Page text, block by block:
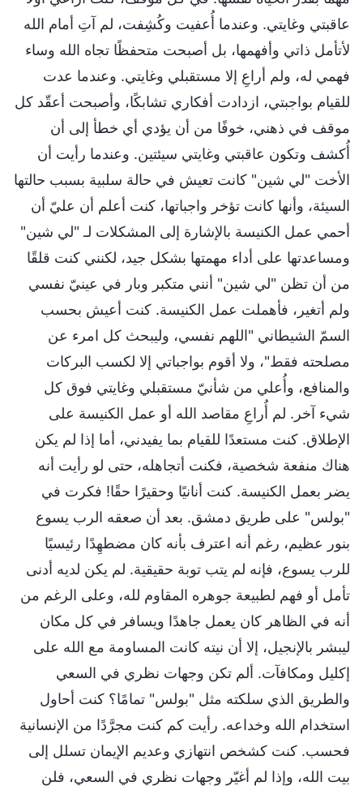
عاقبتي وغايتي. وعندما أُعفيت وكُشِفت، لم آتِ أمام الله
لأتأمل ذاتي وأفهمها، بل أصبحت متحفظًا تجاه الله وساء
فهمي له، ولم أراعِ إلا مستقبلي وغايتي. وعندما عدت
للقيام بواجبتي، ازدادت أفكاري تشابكًا، وأصبحت أعقّد كل
موقف في ذهني، خوفًا من أن يؤدي أي خطأ إلى أن
أُكشف وتكون عاقبتي وغايتي سيئتين. وعندما رأيت أن
الأخت "لي شين" كانت تعيش في حالة سلبية بسبب حالتها
السيئة، وأنها كانت تؤخر واجباتها، كنت أعلم أن عليّ أن
أحمي عمل الكنيسة بالإشارة إلى المشكلات لـ "لي شين"
ومساعدتها على أداء مهمتها بشكل جيد، لكنني كنت قلقًا
من أن تظن "لي شين" أنني متكبر وبار في عينيّ نفسي
ولم أتغير، فأهملت عمل الكنيسة. كنت أعيش بحسب
السمّ الشيطاني "اللهم نفسي، وليبحث كل امرء عن
مصلحته فقط"، ولا أقوم بواجباتي إلا لكسب البركات
والمنافع، وأُعلي من شأنيّ مستقبلي وغايتي فوق كل
شيء آخر. لم أُراعِ مقاصد الله أو عمل الكنيسة على
الإطلاق. كنت مستعدًا للقيام بما يفيدني، أما إذا لم يكن
هناك منفعة شخصية، فكنت أتجاهله، حتى لو رأيت أنه
يضر بعمل الكنيسة. كنت أنانيًا وحقيرًا حقًا! فكرت في
"بولس" على طريق دمشق. بعد أن صعقه الرب يسوع
بنور عظيم، رغم أنه اعترف بأنه كان مضطهِدًا رئيسيًا
للرب يسوع، فإنه لم يتب توبة حقيقية. لم يكن لديه أدنى
تأمل أو فهم لطبيعة جوهره المقاوم لله، وعلى الرغم من
أنه في الظاهر كان يعمل جاهدًا ويسافر في كل مكان
ليبشر بالإنجيل، إلا أن نيته كانت المساومة مع الله على
إكليل ومكافآت. ألم تكن وجهات نظري في السعي
والطريق الذي سلكته مثل "بولس" تمامًا؟ كنت أحاول
استخدام الله وخداعه. رأيت كم كنت مجرَّدًا من الإنسانية
فحسب. كنت كشخص انتهازي وعديم الإيمان تسلل إلى
بيت الله، وإذا لم أغيّر وجهات نظري في السعي، فلن